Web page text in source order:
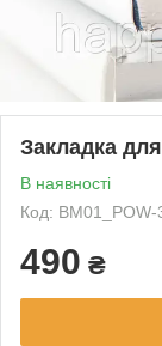
Закладка
В наявності
Код: BM01_POW-
490 ₴